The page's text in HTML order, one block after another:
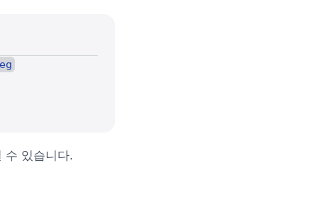
수 있습니다.